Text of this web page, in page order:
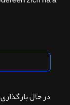
در حال